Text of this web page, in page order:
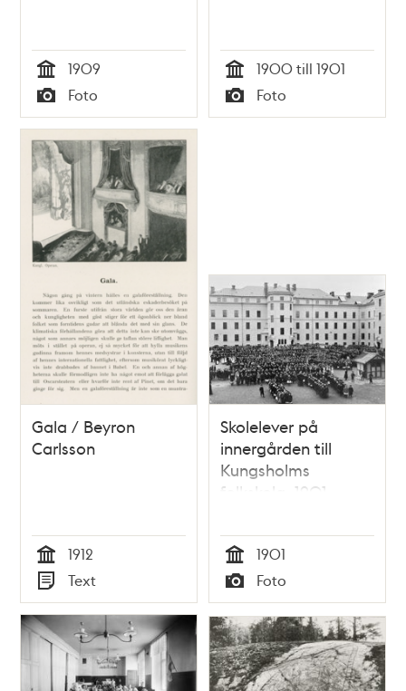
Tid
1909
Typ
Foto Tid
1900 till 1901
Typ
Foto
Gala / Beyron
Carlsson
Tid
1912
Typ
Text
Skolelever på
innergården till
Kungsholms
folkskola, 1901
Tid
1901
Typ
Foto